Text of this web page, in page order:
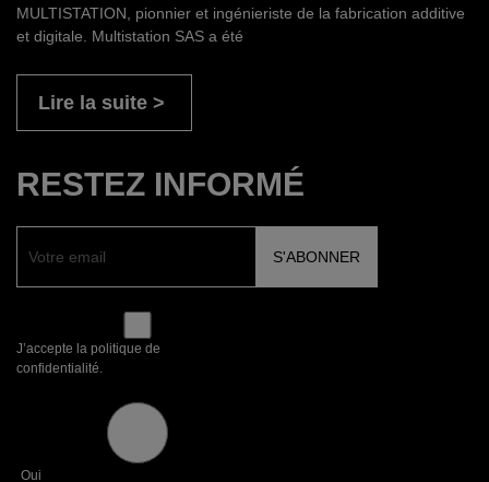
MULTISTATION, pionnier et ingénieriste de la fabrication additive
et digitale. Multistation SAS a été
Lire la suite
RESTEZ INFORMÉ
J’accepte la politique de
confidentialité.
Oui